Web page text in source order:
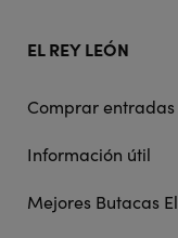
EL REY LEÓN
Comprar entradas
Información útil
Mejores Butacas